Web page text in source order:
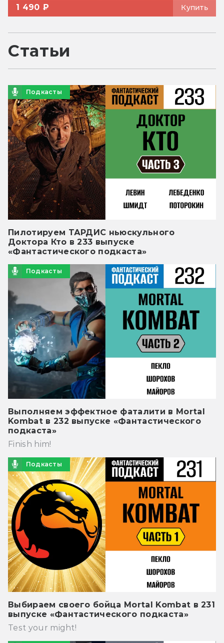
1 490 ₽ Купить
Статьи
Подкасты
Пилотируем ТАРДИС ньюскульного
Доктора Кто в 233 выпуске
«Фантастического подкаста»
Подкасты
Выполняем эффектное фаталити в Mortal
Kombat в 232 выпуске «Фантастического
подкаста»
Finish him!
Подкасты
Выбираем своего бойца Mortal Kombat в 231
выпуске «Фантастического подкаста»
Test your might!